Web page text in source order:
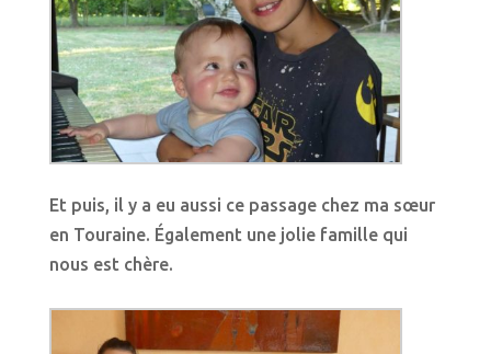
Et puis, il y a eu aussi ce passage chez ma sœur
en Touraine. Également une jolie famille qui
nous est chère.